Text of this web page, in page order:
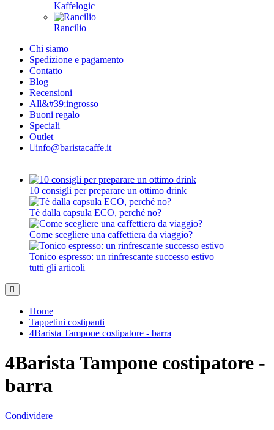
Kaffelogic
Rancilio
Chi siamo
Spedizione e pagamento
Contatto
Blog
Recensioni
All&#39;ingrosso
Buoni regalo
Speciali
Outlet
info@baristacaffe.it
10 consigli per preparare un ottimo drink
Tè dalla capsula ECO, perché no?
Come scegliere una caffettiera da viaggio?
Tonico espresso: un rinfrescante successo estivo
tutti gli articoli
Home
Tappetini costipanti
4Barista Tampone costipatore - barra
4Barista Tampone costipatore -
barra
Condividere